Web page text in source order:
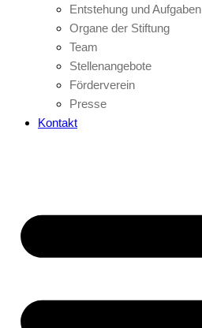
Entstehung und Aufgaben
Organe der Stiftung
Team
Stellenangebote
Förderverein
Presse
Kontakt